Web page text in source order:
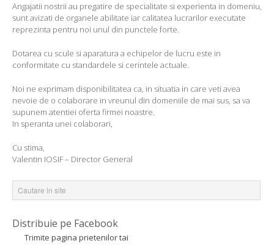
Angajatii nostrii au pregatire de specialitate si experienta in domeniu,
sunt avizati de organele abilitate iar calitatea lucrarilor executate
reprezinta pentru noi unul din punctele forte.
Dotarea cu scule si aparatura a echipelor de lucru este in
conformitate cu standardele si cerintele actuale.
Noi ne exprimam disponibilitatea ca, in situatia in care veti avea
nevoie de o colaborare in vreunul din domeniile de mai sus, sa va
supunem atentiei oferta firmei noastre.
In speranta unei colaborari,
Cu stima,
Valentin IOSIF – Director General
Distribuie pe Facebook
Trimite pagina prietenilor tai